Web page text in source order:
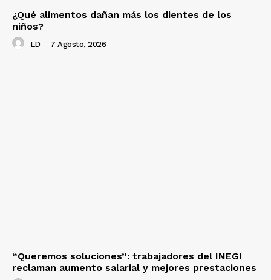
¿Qué alimentos dañan más los dientes de los
niños?
LD - 7 Agosto, 2026
“Queremos soluciones”: trabajadores del INEGI
reclaman aumento salarial y mejores prestaciones